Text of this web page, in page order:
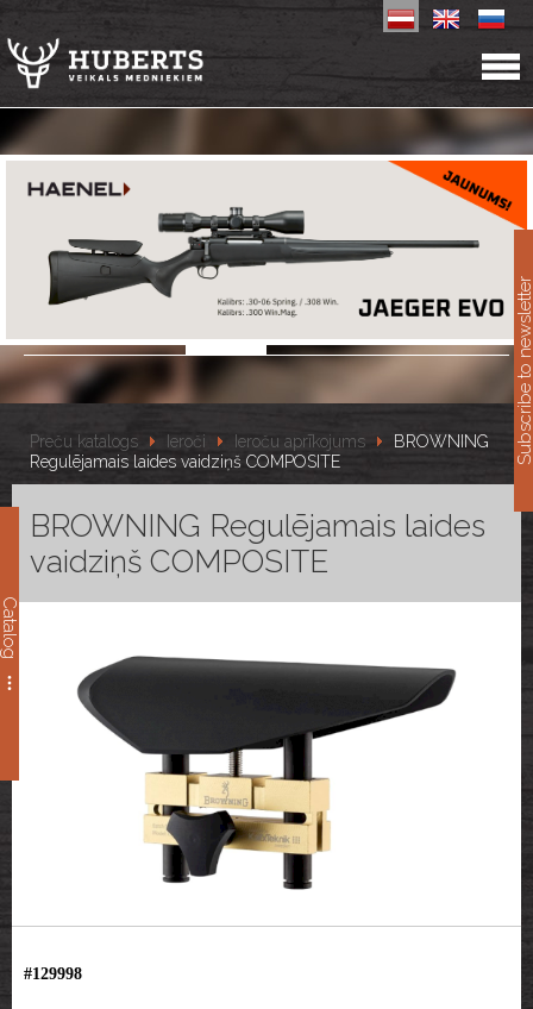
Catalog
Preču katalogs Ieroči Ieroču aprīkojums
BROWNING
Regulējamais laides vaidziņš COMPOSITE
BROWNING Regulējamais laides
vaidziņš COMPOSITE
#129998
Subscribe